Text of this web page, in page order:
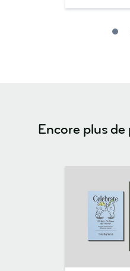
Encore plus